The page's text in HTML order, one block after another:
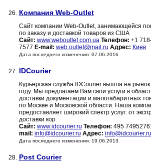
26. Компания Web-Outlet
Сайт компании Web-Outlet, занимающейся
по заказу и доставкой товаров из США
Сайт: www.weboutlet.com.ua Телефон: +1
7577 E-mail: web.outlet@mail.ru Адрес: Киев
Дата последнего изменения: 07.06.2016
27. IDCourier
Курьерская служба IDCourier вышла на рынок
году. Мы предлагаем Вам свои услуги в
доставки документации и малогабаритных
по Москве и Московской области. Наша
предоставляет широкий спектр услуг: от
доставки кор
Сайт: www.idcourier.ru Телефон: 495
mail: info@idcourier.ru Адрес: info@idcourier.ru
Дата последнего изменения: 19.06.2013
28. Post Courier